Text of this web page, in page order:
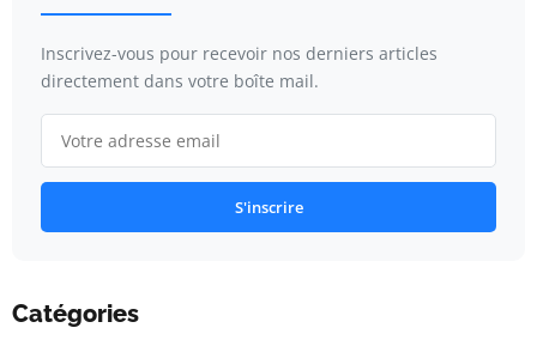
Inscrivez-vous pour recevoir nos derniers articles
directement dans votre boîte mail.
S'inscrire
Catégories